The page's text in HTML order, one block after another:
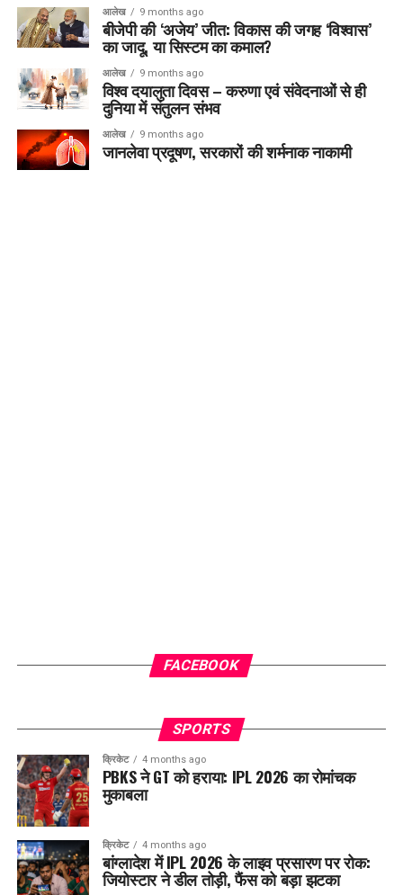
आलेख 9 months ago
बीजेपी की ‘अजेय’ जीत: विकास की जगह ‘विश्वास’
का जादू, या सिस्टम का कमाल?
आलेख 9 months ago
विश्व दयालुता दिवस – करुणा एवं संवेदनाओं से ही
दुनिया में संतुलन संभव
आलेख 9 months ago
जानलेवा प्रदूषण, सरकारों की शर्मनाक नाकामी
FACEBOOK
SPORTS
क्रिकेट 4 months ago
PBKS ने GT को हराया: IPL 2026 का रोमांचक
मुकाबला
क्रिकेट 4 months ago
बांग्लादेश में IPL 2026 के लाइव प्रसारण पर रोक:
जियोस्टार ने डील तोड़ी, फैंस को बड़ा झटका